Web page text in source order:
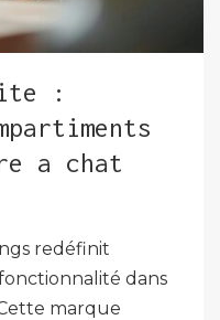
:
a chat
redéfinit
dans
marque